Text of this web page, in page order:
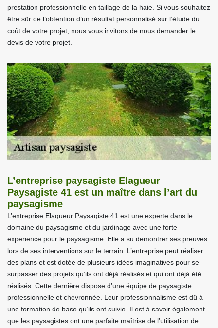
prestation professionnelle en taillage de la haie. Si vous souhaitez
être sûr de l’obtention d’un résultat personnalisé sur l’étude du
coût de votre projet, nous vous invitons de nous demander le
devis de votre projet.
L’entreprise paysagiste Elagueur
Paysagiste 41 est un maître dans l’art du
paysagisme
L’entreprise Elagueur Paysagiste 41 est une experte dans le
domaine du paysagisme et du jardinage avec une forte
expérience pour le paysagisme. Elle a su démontrer ses preuves
lors de ses interventions sur le terrain. L’entreprise peut réaliser
des plans et est dotée de plusieurs idées imaginatives pour se
surpasser des projets qu’ils ont déjà réalisés et qui ont déjà été
réalisés. Cette dernière dispose d’une équipe de paysagiste
professionnelle et chevronnée. Leur professionnalisme est dû à
une formation de base qu’ils ont suivie. Il est à savoir également
que les paysagistes ont une parfaite maîtrise de l’utilisation de